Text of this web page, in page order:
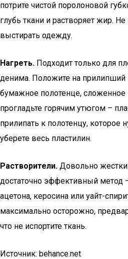
потрите чистой поролоновой
глубь ткани и растворяет жир. Не
выстирать одежду.
Нагреть. Подходит только для
денима. Положите на прилипший
бумажное полотенце, сложенное
прогладьте горячим утюгом –
прилипать к полотенцу, которое
уберете весь пластилин.
Растворители. Довольно
достаточно эффективный метод
ацетона, керосина или уайт-
максимально осторожно,
что не испортите ткань.
Источник: behance.net